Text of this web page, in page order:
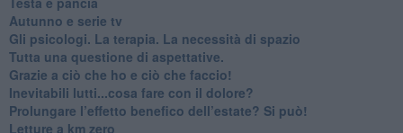
​Autunno e serie tv
​Gli psicologi. La terapia. La necessità di spazio
​Tutta una questione di aspettative.
​Grazie a ciò che ho e ciò che faccio!
​Inevitabili lutti...cosa fare con il dolore?
Prolungare l’effetto benefico dell’estate? Si può!
​Letture a km zero